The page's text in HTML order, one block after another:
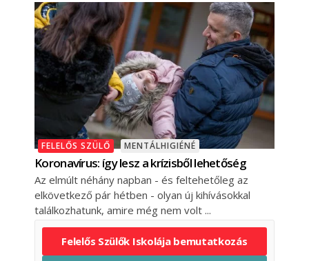
FELELŐS SZÜLŐ MENTÁLHIGIÉNÉ
Koronavírus: így lesz a krízisből lehetőség
Az elmúlt néhány napban - és feltehetőleg az
elkövetkező pár hétben - olyan új kihívásokkal
találkozhatunk, amire még nem volt
Felelős Szülők Iskolája bemutatkozás